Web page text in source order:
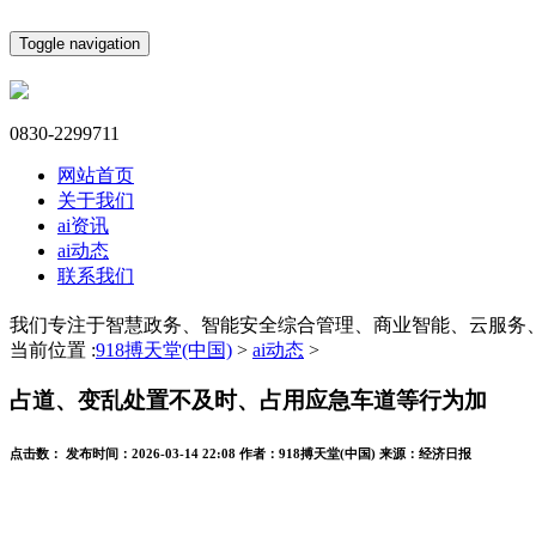
Toggle navigation
0830-2299711
网站首页
关于我们
ai资讯
ai动态
联系我们
我们专注于智慧政务、智能安全综合管理、商业智能、云服务
当前位置 :918搏天堂(中国) > ai动态 >
占道、变乱处置不及时、占用应急车道等行为加
点击数： 发布时间： 2026-03-14 22:08 作者： 918搏天堂(中国) 来源： 经济日报